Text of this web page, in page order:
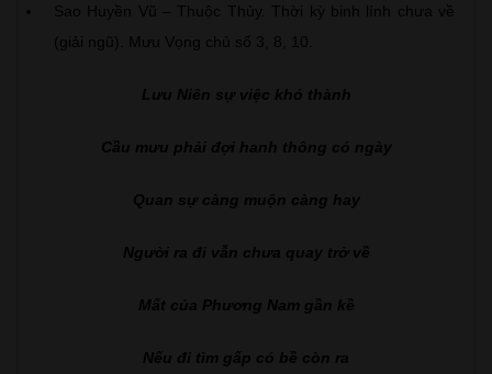
Sao Huyền Vũ – Thuộc Thủy. Thời kỳ binh lính chưa về
(giải ngũ). Mưu Vọng chủ số 3, 8, 10.
Lưu Niên sự việc khó thành
Cầu mưu phải đợi hanh thông có ngày
Quan sự càng muộn càng hay
Người ra đi vẫn chưa quay trở về
Mất của Phương Nam gần kề
Nếu đi tìm gấp có bề còn ra